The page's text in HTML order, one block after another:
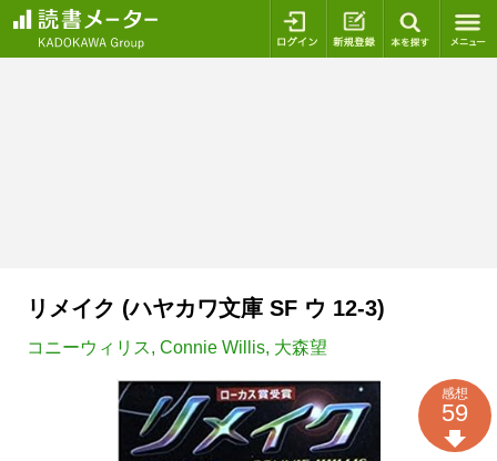
ログイン 新規登録
リメイク (ハヤカワ文庫 SF ウ 12-3)
コニーウィリス, Connie Willis, 大森望
感想
59